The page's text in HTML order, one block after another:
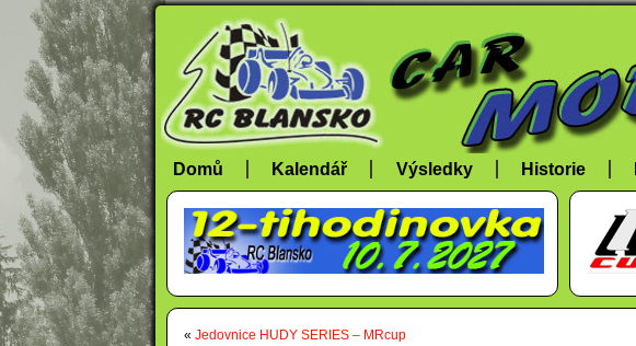
Domů Kalendář Výsledky Historie
« Jedovnice HUDY SERIES – MRcup